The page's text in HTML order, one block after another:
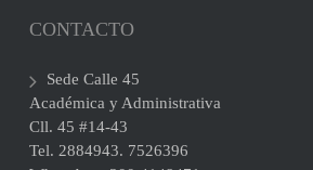
CONTACTO
Sede Calle 45
Académica y Administrativa
Cll. 45 #14-43
Tel. 2884943. 7526396